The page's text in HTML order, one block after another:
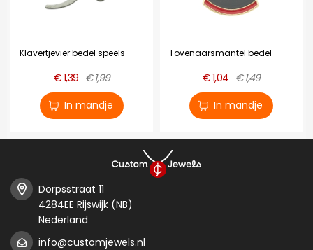
Klavertjevier bedel speels
€ 1,39 € 1,99
In mandje
Tovenaarsmantel bedel
€ 1,04 € 1,49
In mandje
Dorpsstraat 11
4284EE Rijswijk (NB)
Nederland
info@customjewels.nl